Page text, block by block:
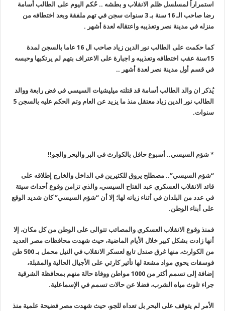
استمراراً لمسلسل ظلم الانقلاب و بطشه .. حُكم اليوم على الطالب أسامة
رضا صاحب الـ 16 سنة بـ 3 سنوات سجن في تهم ملفقة وبعد اختطافه من
منزله في مدينة نصر وتعذيبه واعتقاله لعدة أشهر .
كما حكمت على الطالب نور الدين زياد صاحب ال 16 عاما بالسجن لمدة
15سنة عقب اختطافه وتعذيبه و اجبارة على الاعتراف بتهم لم يرتكبها وحبسه
في قسم أول مدينة نصر لعدة أشهر ..
يُذكر ان والد الطالب أسامة قد قتلته ميليشيات السيسي في فض رابعة ووالد
الطالب نور الدين زياد معتقل منذ ما يزيد عن العام وتم الحكم عليه بالسجن 5
سنوات.
* شؤم السيسي.. أسبوع حافل بالكوارث في البر والبحر والجو!!
“شؤم السيسي”.. مصطلح يروق للكثيرين في الداخل والخارج إطلاقه على
قائد الانقلاب العسكري عبد الفتاح السيسي، والذي تزامن وقوع أحداث سيئة
في عدد من البلدان في أثناء زياته لها؛ إلا أن “شؤم السيسي” كان شديد الوقع
على أبناء الوطن.
فمنذ وقوع الانقلاب العسكري والمصائب تتوالى على الوطن من كل مكان، إلا
أنها زادت بشكل كبير خلال الأيام الماضية، حيث شهدت محافظات مصر العديد
من الكوارث، منها غرق صندل تابع لعسكر الانقلاب في النيل محمل بـ 500 طن
فوسفات يحوي مواد مشعة لها تأثير كارثي على الأجيال الحالية والمقبلة،
إضافة إلى تسمم أكثر من 1000 مواطن ووفاة حالة منهم بمحافظة الشرقية
جراء تلوث مياه الشرب، فضلا عن حالات تسمم في الإسماعلية.
الأمر لم يتوقف على البحر بل تعداه للجو، حيث شهدت مصر فضيحة علمية منذ